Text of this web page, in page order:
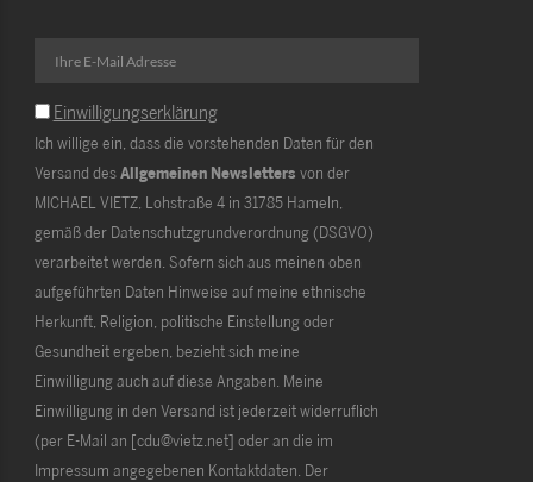
Einwilligungserklärung
Ich willige ein, dass die vorstehenden Daten für den
Versand desAllgemeinen Newsletters von der
MICHAEL VIETZ, Lohstraße 4 in 31785 Hameln,
gemäß der Datenschutzgrundverordnung (DSGVO)
verarbeitet werden. Sofern sich aus meinen oben
aufgeführten Daten Hinweise auf meine ethnische
Herkunft, Religion, politische Einstellung oder
Gesundheit ergeben, bezieht sich meine
Einwilligung auch auf diese Angaben. Meine
Einwilligung in den Versand ist jederzeit widerruflich
(per E-Mail an [cdu@vietz.net] oder an die im
Impressum angegebenen Kontaktdaten. Der